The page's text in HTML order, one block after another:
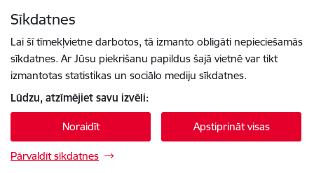
Sīkdatnes
Lai šī tīmekļvietne darbotos, tā izmanto obligāti nepieciešamās
sīkdatnes. Ar Jūsu piekrišanu papildus šajā vietnē var tikt
izmantotas statistikas un sociālo mediju sīkdatnes.
Lūdzu, atzīmējiet savu izvēli:
Noraidīt Apstiprināt visas
Pārvaldīt sīkdatnes